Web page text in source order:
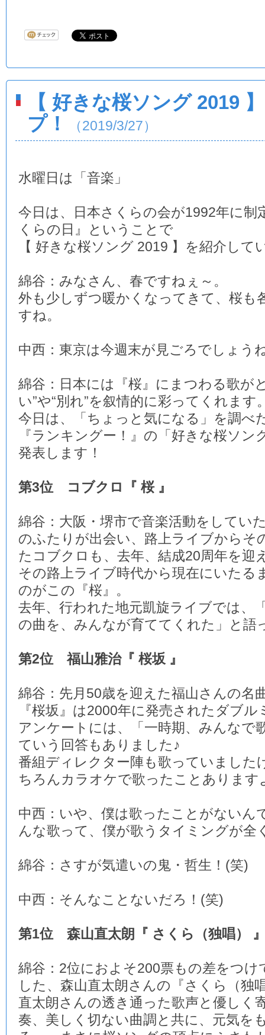
【 好きな桜ソング 2019
プ！
（2019/3/27）
水曜日は「音楽」
今日は、日本さくらの会が1992年に制
くらの日』ということで
【 好きな桜ソング 2019 】を紹介して
綿谷：みなさん、春ですねぇ～。
外も少しずつ暖かくなってきて、桜も
すね。
中西：東京は今週末が見ごろでしょう
綿谷：日本には『桜』にまつわる歌が
い”や“別れ”を叙情的に彩ってくれます
今日は、「ちょっと気になる」を調べ
『ランキングー！』の「好きな桜ソン
発表します！
第3位 コブクロ『 桜 』
綿谷：大阪・堺市で音楽活動をしてい
のふたりが出会い、路上ライブからそ
たコブクロも、去年、結成20周年を迎
その路上ライブ時代から現在にいたる
のがこの『桜』。
去年、行われた地元凱旋ライブでは、
の曲を、みんなが育ててくれた」と語
第2位 福山雅治『 桜坂 』
綿谷：先月50歳を迎えた福山さんの名
『桜坂』は2000年に発売されたダブ
アンケートには、「一時期、みんなで
ていう回答もありました♪
番組ディレクター陣も歌っていました
ちろんカラオケで歌ったことあります
中西：いや、僕は歌ったことがない
んな歌って、僕が歌うタイミングが全
綿谷：さすが気遣いの鬼・哲生！(笑)
中西：そんなことないだろ！(笑)
第1位 森山直太朗『 さくら（独唱）
綿谷：2位におよそ200票もの差をつけ
した、森山直太朗さんの『さくら（独
直太朗さんの透き通った歌声と優しく
奏、美しく切ない曲調と共に、元気を